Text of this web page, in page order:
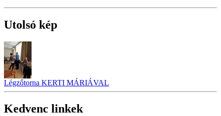
Utolsó kép
Légzőtorna KERTI MÁRIÁVAL
Kedvenc linkek